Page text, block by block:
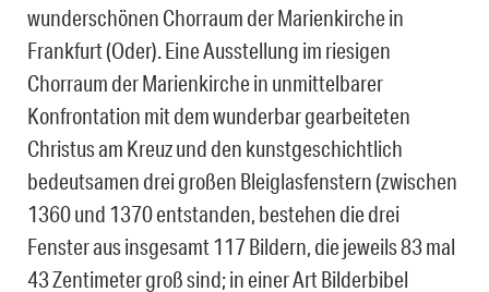
wunderschönen Chorraum der Marienkirche in
Frankfurt (Oder). Eine Ausstellung im riesigen
Chorraum der Marienkirche in unmittelbarer
Konfrontation mit dem wunderbar gearbeiteten
Christus am Kreuz und den kunstgeschichtlich
bedeutsamen drei großen Bleiglasfenstern (zwischen
1360 und 1370 entstanden, bestehen die drei
Fenster aus insgesamt 117 Bildern, die jeweils 83 mal
43 Zentimeter groß sind; in einer Art Bilderbibel